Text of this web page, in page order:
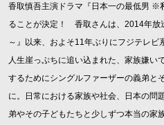
香取慎吾主演ドラマ『日本一の最低男 ※
ることが決定！ 香取さんは、2014年放
～』以来、およそ11年ぶりにフジテレビ
人生崖っぷちに追い込まれた、家族嫌い
するためにシングルファーザーの義弟と
に。日常における家族や社会、日本の問
弟やその子どもたちと少しずつ本当の家